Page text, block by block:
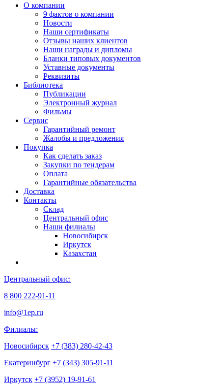
О компании
9 фактов о компании
Новости
Наши сертификаты
Отзывы наших клиентов
Наши награды и дипломы
Бланки типовых документов
Уставные документы
Реквизиты
Библиотека
Публикации
Электронный журнал
Фильмы
Сервис
Гарантийный ремонт
Жалобы и предложения
Покупка
Как сделать заказ
Закупки по тендерам
Оплата
Гарантийные обязательства
Доставка
Контакты
Склад
Центральный офис
Наши филиалы
Новосибирск
Иркутск
Казахстан
Центральный офис:
8 800 222-91-11
info@1ep.ru
Филиалы:
Новосибирск +7 (383) 280-42-43
Екатеринбург +7 (343) 305-91-11
Иркутск +7 (3952) 19-91-61